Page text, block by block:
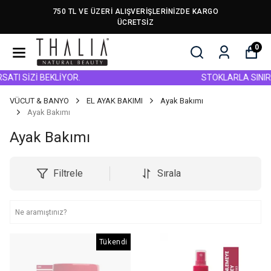
ALIŞVERİŞLERİNİZDE KARGO
0
SİZİ BEKLİYOR. STOKLARLA
VÜCUT & BANYO EL AYAK BAKIMI
Ayak Bakımı
Ayak Bakımı
Ayak Bakımı
Filtrele Sırala
Tükendi